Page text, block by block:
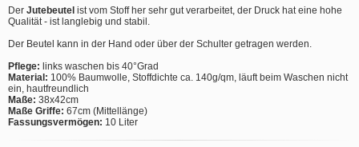
Der Jutebeutel ist vom Stoff her sehr gut verarbeitet, der Druck hat eine hohe
Qualität - ist langlebig und stabil.
Der Beutel kann in der Hand oder über der Schulter getragen werden.
Pflege: links waschen bis 40°Grad
Material: 100% Baumwolle, Stoffdichte ca. 140g/qm, läuft beim Waschen nicht
ein, hautfreundlich
Maße: 38x42cm
Maße Griffe: 67cm (Mittellänge)
Fassungsvermögen: 10 Liter